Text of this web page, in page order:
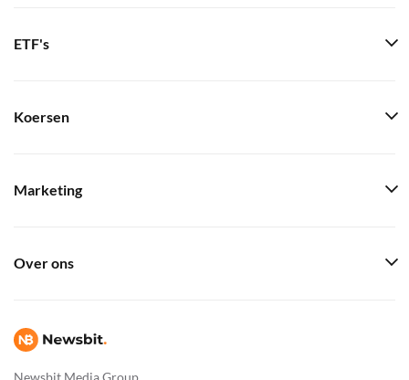
Newsbit Media Group
ETF's
Koersen
Marketing
Over ons